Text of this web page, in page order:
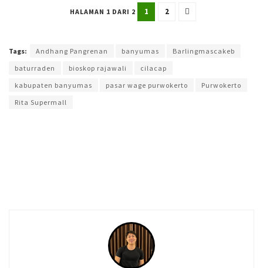
HALAMAN 1 DARI 2 1 2
Tags: Andhang Pangrenan banyumas
Barlingmascakeb
baturraden
bioskop rajawali
cilacap
kabupaten banyumas
pasar wage purwokerto
Purwokerto
Rita Supermall